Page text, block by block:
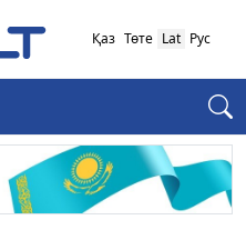
Қаз Төте Lat Рус